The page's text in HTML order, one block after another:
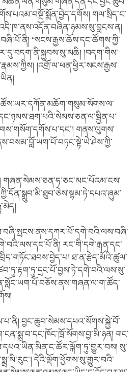
གལ་སྲིད་ང་
“སངས་རྒྱས་ཆོས་དང་ཚོགས་ཀྱི་
།བདག་གིས་
།འགྲོ་ལ་ཕན་ཕྱིར་སངས་རྒྱས་
གནས་ལུགས་
གཞན་སེམས་ཅན་ཧ་ཅང་མང་པོའམ་ངས་
རང་གི་དགེ་རྒན་དང་
ཐ་ན་རྩེད་མོའི་ཚུལ་
བྱང་ཆུབ་སེམས་དཔའ་སོགས་སྐྱེ་བོ་
གང་
སུ་
དེའི་ལྡོག་ཕྱོགས་སུ་གྱུར་བའི་